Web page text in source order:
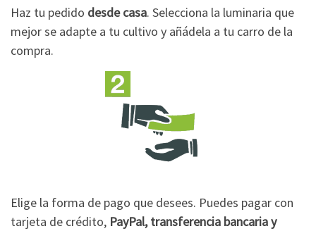
Haz tu pedido desde casa. Selecciona la luminaria que
mejor se adapte a tu cultivo y añádela a tu carro de la
compra.
Elige la forma de pago que desees. Puedes pagar con
tarjeta de crédito, PayPal, transferencia bancaria y